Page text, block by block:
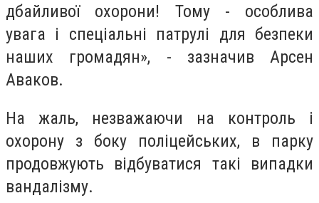
дбайливої ​​охорони! Тому - особлива
увага і спеціальні патрулі для безпеки
наших громадян», - зазначив Арсен
Аваков.
На жаль, незважаючи на контроль і
охорону з боку поліцейських, в парку
продовжують відбуватися такі випадки
вандалізму.